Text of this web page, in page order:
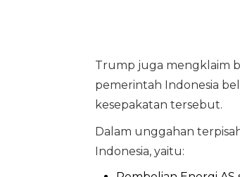
Trump juga mengklaim
pemerintah Indonesia
kesepakatan tersebut.
Dalam unggahan
Indonesia, yaitu: